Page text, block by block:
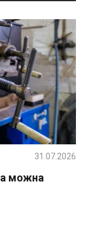
можна
31.07.2026